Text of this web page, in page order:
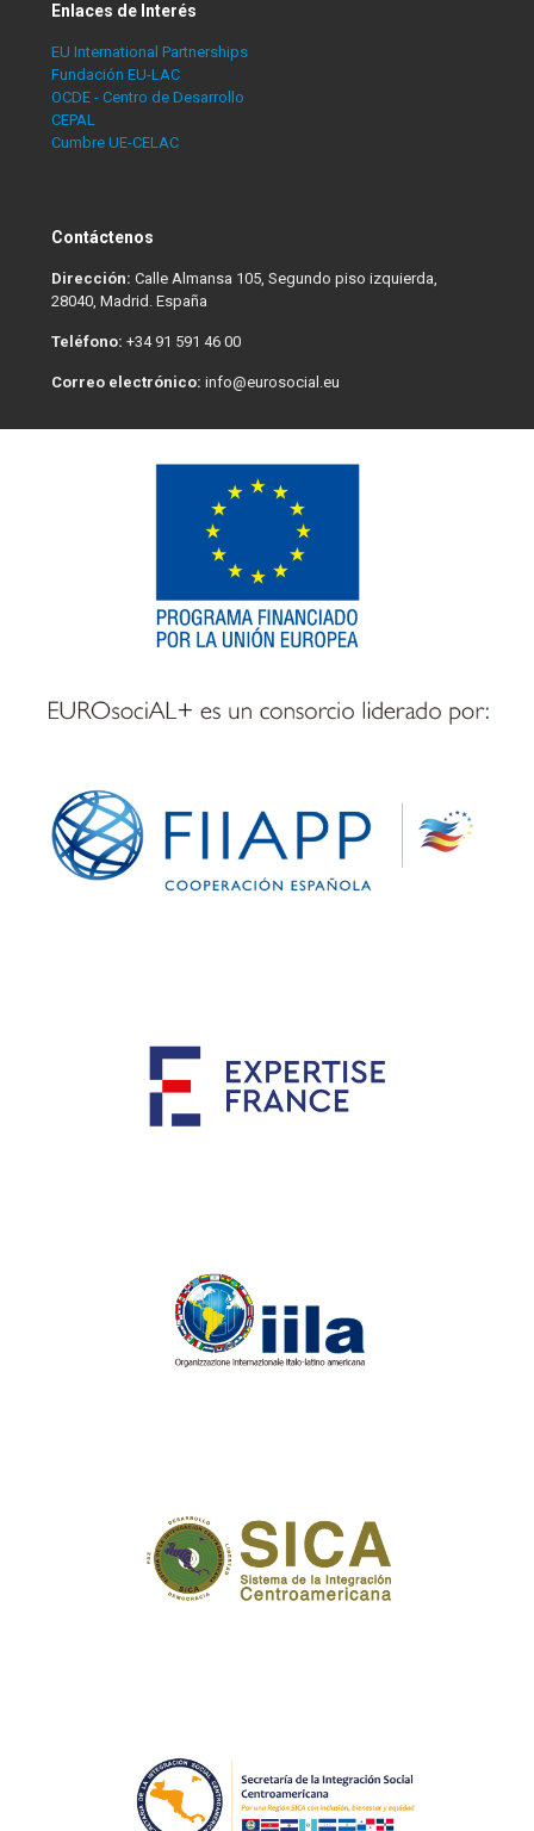
Enlaces de Interés
EU International Partnerships
Fundación EU-LAC
OCDE - Centro de Desarrollo
CEPAL
Cumbre UE-CELAC
Contáctenos
Dirección: Calle Almansa 105, Segundo piso izquierda,
28040, Madrid. España
Teléfono: +34 91 591 46 00
Correo electrónico: info@eurosocial.eu